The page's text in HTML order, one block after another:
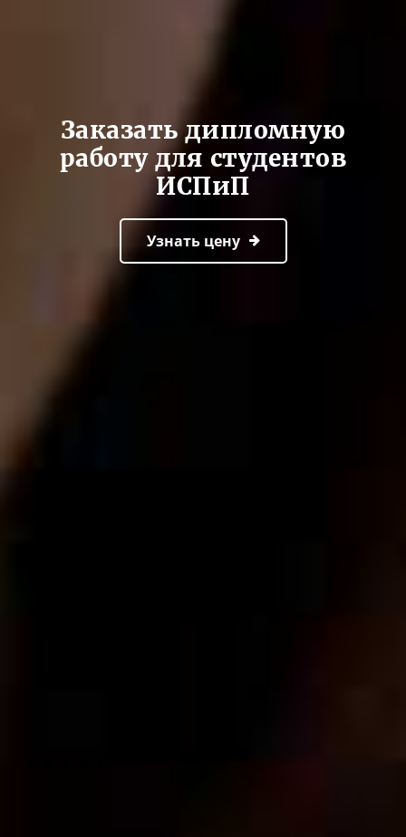
Заказать дипломную
работу для студентов
ИСПиП
Узнать цену